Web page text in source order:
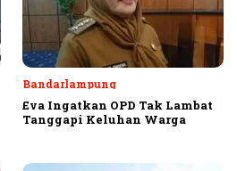
Bandarlampung
Eva Ingatkan OPD Tak Lambat
Tanggapi Keluhan Warga